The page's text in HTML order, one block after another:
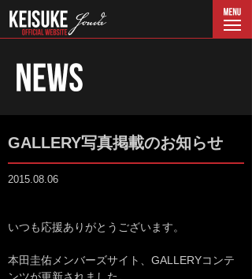
GALLERY写真掲載のお知らせ
2015.08.06
いつも応援ありがとうございます。
本田圭佑メンバーズサイト、GALLERYコンテ